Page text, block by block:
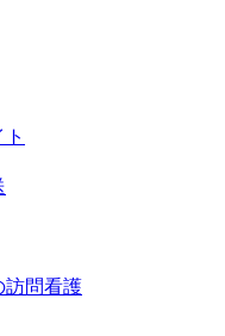
訪問看護